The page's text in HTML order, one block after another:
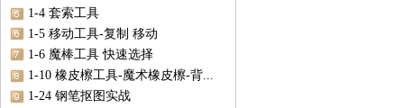
1-4 套索工具
1-5 移动工具-复制 移动
1-6 魔棒工具 快速选择
1-10 橡皮檫工具-魔术橡皮檫-背...
1-24 钢笔抠图实战